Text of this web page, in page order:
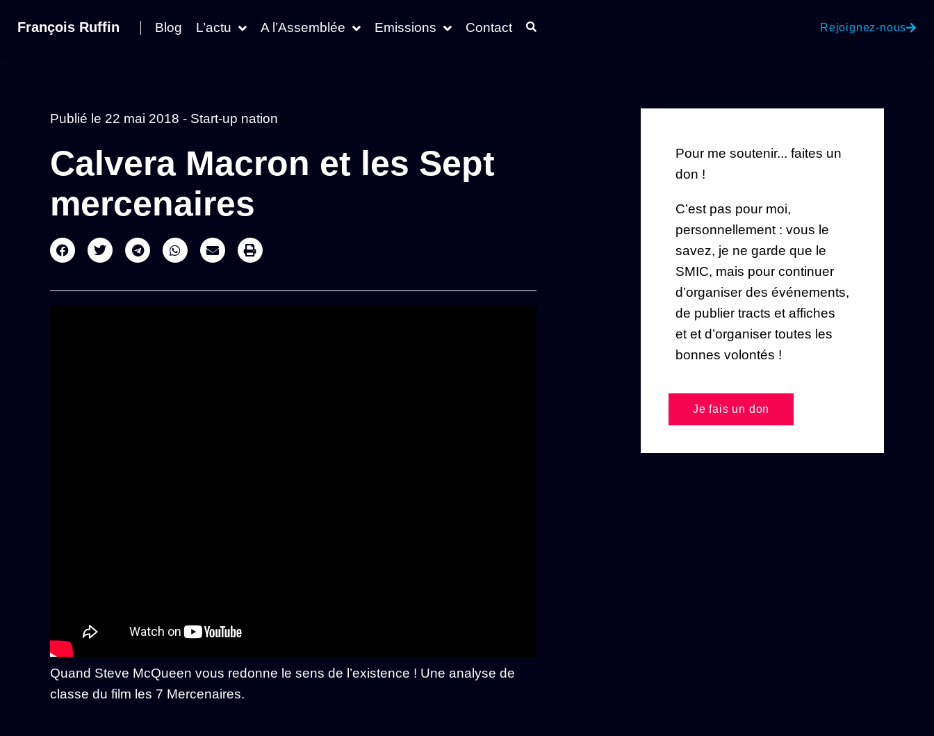
François Ruffin Blog L’actu A l’Assemblée Emissions Contact Rejoignez-nous
Publié le 22 mai 2018 - Start-up nation
Calvera Macron et les Sept
mercenaires
Quand Steve McQueen vous redonne le sens de l’existence ! Une analyse de
classe du film les 7 Mercenaires.
Pour me soutenir... faites un
don !
C’est pas pour moi,
personnellement : vous le
savez, je ne garde que le
SMIC, mais pour continuer
d’organiser des événements,
de publier tracts et affiches
et et d’organiser toutes les
bonnes volontés !
Je fais un don